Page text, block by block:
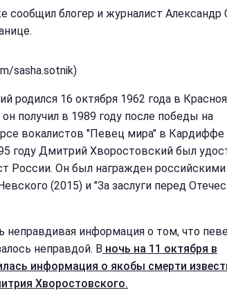
сообщил блогер и журналист Александр
sasha.sotnik)
родился 16 октября 1962 года в
получил в 1989 году после победы на
вокалистов "Певец мира" в Кардиффе
году Дмитрий Хворостовский был
России. Он был награжден российскими
(2015) и "За заслуги перед
неправдивая информация о том, что
неправдой. В ночь на 11 октября в
информация о якобы смерти
Хворостовского.